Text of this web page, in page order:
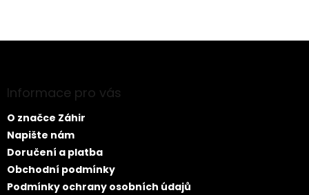
Z
aInformace pro vás
O značce Záhir
Napište nám
Doručení a platba
Obchodní podmínky
Podmínky ochrany osobních údajů